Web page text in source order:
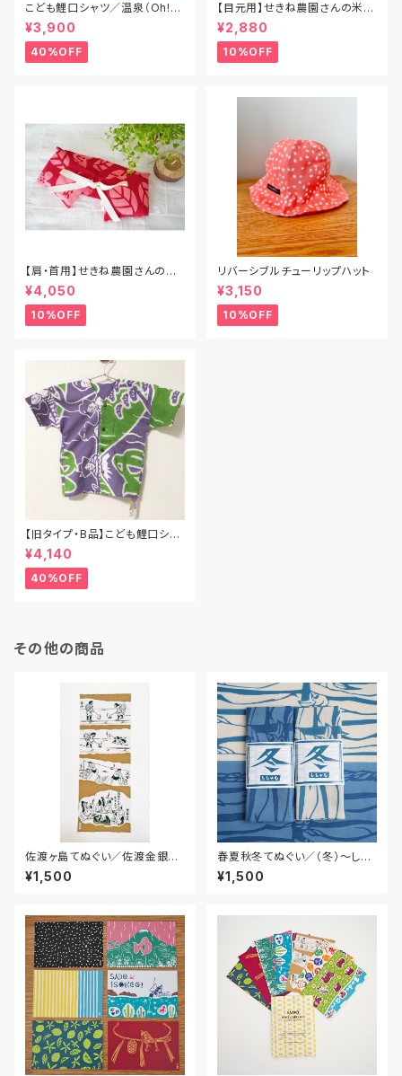
こども鯉口シャツ／温泉（Oh!湯
～）／Sサイズ（80cm〜90cm）
¥3,900
40%OFF
【目元用】せきね農園さんの米ぬ
か玄米カイロ
¥2,880
10%OFF
【肩・首用】せきね農園さんの米
ぬか玄米カイロ
¥4,050
10%OFF
リバーシブルチューリップハット
¥3,150
10%OFF
【旧タイプ・B品】こども鯉口シャ
ツ／温泉（Oh!湯～）／Mサイズ
（90cm〜100cm）
¥4,140
40%OFF
その他の商品
佐渡ヶ島てぬぐい／佐渡金銀山
絵巻
¥1,500
春夏秋冬てぬぐい／（冬）〜しし
ゃも〜
¥1,500